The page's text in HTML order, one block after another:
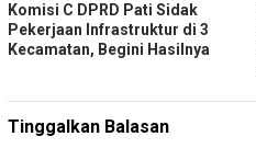
Komisi C DPRD Pati Sidak
Pekerjaan Infrastruktur di 3
Kecamatan, Begini Hasilnya
Tinggalkan Balasan